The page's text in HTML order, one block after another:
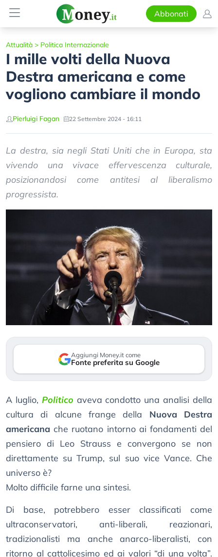
Abbonati
Attualità > Politica Internazionale
I mille volti della Nuova
Destra americana e come
vogliono cambiare il mondo
Pierluigi Fagan 22 Settembre 2024 - 16:11
La destra, sia negli Stati Uniti che in Europa, sta
vivendo una vivace effervescenza culturale,
posizionandosi come antitesi al liberalismo
progressista.
Aggiungi Money.it come
Fonte preferita su Google
A luglio, Politico aveva condotto una analisi della
cultura di alcune frange della Nuova Destra
americana che ruotano intorno ai fondamenti del
pensiero di Leo Strauss e convergono se non
direttamente su Trump, sul suo vice Vance. Che
universo è?
Molto difficile farne una sintesi.
Di base, potrebbero esser classificati come
ultraconservatori, anti-liberali, reazionari,
tradizionalisti ma anche anarco-liberalisti, con
ritorno al cattolicesimo ed ai valori “di una volta”.